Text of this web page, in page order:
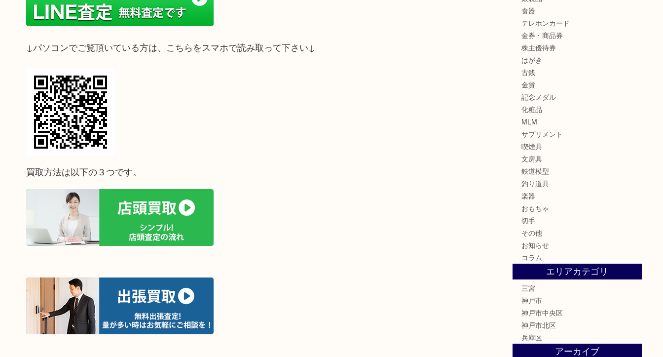
↓パソコンでご覧頂いている方は、こちらをスマホで読み取って下さい↓
買取方法は以下の３つです。
食器
テレホンカード
金券・商品券
株主優待券
はがき
古銭
金貨
記念メダル
化粧品
MLM
サプリメント
喫煙具
文房具
鉄道模型
釣り道具
楽器
おもちゃ
切手
その他
お知らせ
コラム
エリアカテゴリ
三宮
神戸市
神戸市中央区
神戸市北区
兵庫区
アーカイブ